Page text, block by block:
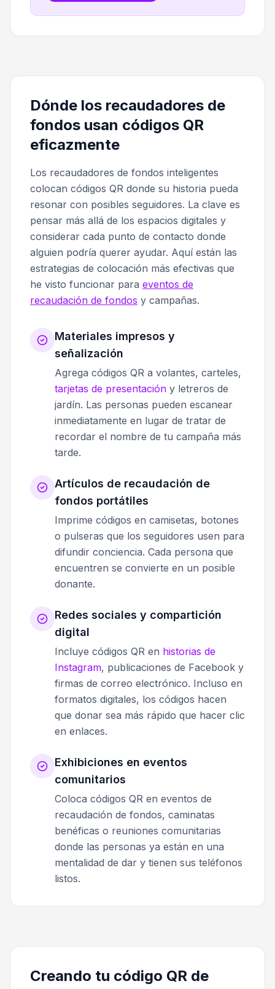
Dónde los recaudadores de
fondos usan códigos QR
eficazmente
Los recaudadores de fondos inteligentes
colocan códigos QR donde su historia pueda
resonar con posibles seguidores. La clave es
pensar más allá de los espacios digitales y
considerar cada punto de contacto donde
alguien podría querer ayudar. Aquí están las
estrategias de colocación más efectivas que
he visto funcionar para eventos de
recaudación de fondos y campañas.
Materiales impresos y
señalización
Agrega códigos QR a volantes, carteles,
tarjetas de presentación y letreros de
jardín. Las personas pueden escanear
inmediatamente en lugar de tratar de
recordar el nombre de tu campaña más
tarde.
Artículos de recaudación de
fondos portátiles
Imprime códigos en camisetas, botones
o pulseras que los seguidores usen para
difundir conciencia. Cada persona que
encuentren se convierte en un posible
donante.
Redes sociales y compartición
digital
Incluye códigos QR en historias de
Instagram, publicaciones de Facebook y
firmas de correo electrónico. Incluso en
formatos digitales, los códigos hacen
que donar sea más rápido que hacer clic
en enlaces.
Exhibiciones en eventos
comunitarios
Coloca códigos QR en eventos de
recaudación de fondos, caminatas
benéficas o reuniones comunitarias
donde las personas ya están en una
mentalidad de dar y tienen sus teléfonos
listos.
Creando tu código QR de